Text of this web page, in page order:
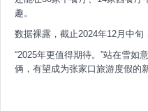
趣。
数据裸露，截止2024年12月中
“2025年更值得期待。”站在雪如
俩，有望成为张家口旅游度假的